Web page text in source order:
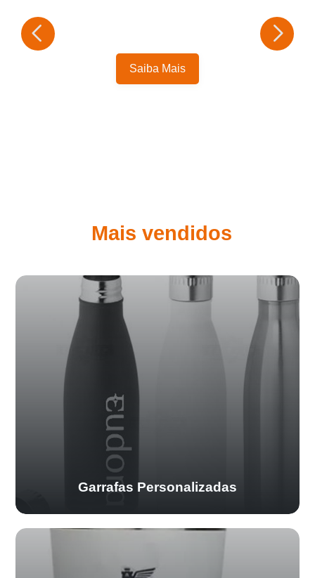
Saiba Mais
Mais vendidos
Garrafas Personalizadas